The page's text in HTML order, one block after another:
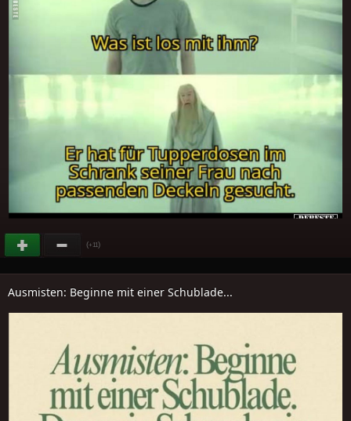
(+11)
Ausmisten: Beginne mit einer Schublade...